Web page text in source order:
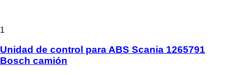
1
Unidad de control para ABS Scania 1265791
Bosch camión